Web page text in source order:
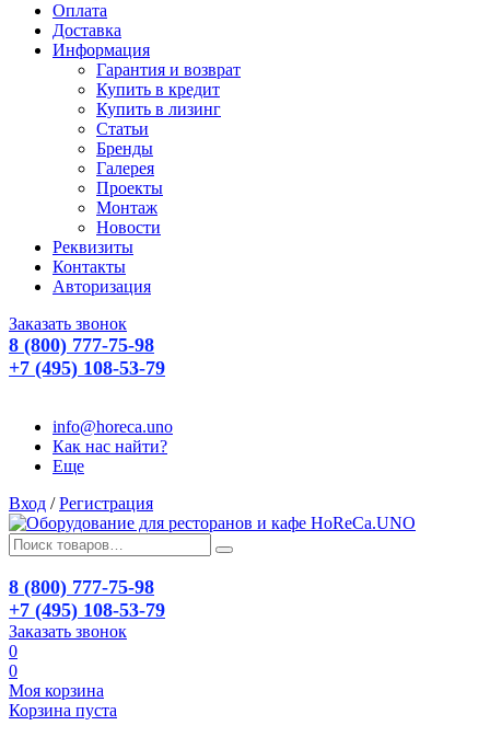
Оплата
Доставка
Информация
Гарантия и возврат
Купить в кредит
Купить в лизинг
Статьи
Бренды
Галерея
Проекты
Монтаж
Новости
Реквизиты
Контакты
Авторизация
Заказать звонок
8 (800) 777-75-98
+7 (495) 108-53-79
info@horeca.uno
Как нас найти?
Еще
Вход / Регистрация
8 (800) 777-75-98
+7 (495) 108-53-79
Заказать звонок
0
0
Моя корзина
Корзина пуста